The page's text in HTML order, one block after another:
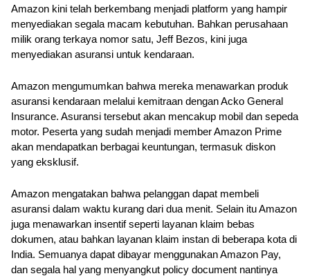
Amazon kini telah berkembang menjadi platform yang hampir
menyediakan segala macam kebutuhan. Bahkan perusahaan
milik orang terkaya nomor satu, Jeff Bezos, kini juga
menyediakan asuransi untuk kendaraan.
Amazon mengumumkan bahwa mereka menawarkan produk
asuransi kendaraan melalui kemitraan dengan Acko General
Insurance. Asuransi tersebut akan mencakup mobil dan sepeda
motor. Peserta yang sudah menjadi member Amazon Prime
akan mendapatkan berbagai keuntungan, termasuk diskon
yang eksklusif.
Amazon mengatakan bahwa pelanggan dapat membeli
asuransi dalam waktu kurang dari dua menit. Selain itu Amazon
juga menawarkan insentif seperti layanan klaim bebas
dokumen, atau bahkan layanan klaim instan di beberapa kota di
India. Semuanya dapat dibayar menggunakan Amazon Pay,
dan segala hal yang menyangkut policy document nantinya